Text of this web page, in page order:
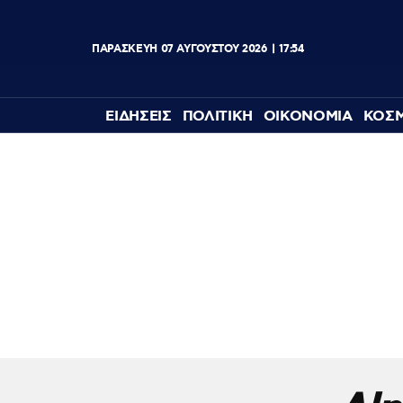
ΠΑΡΑΣΚΕΥΗ 07 ΑΥΓΟΥΣΤΟΥ 2026 17:54
ΕΙΔΗΣΕΙΣ ΠΟΛΙΤΙΚΗ ΟΙΚΟΝΟΜΙΑ